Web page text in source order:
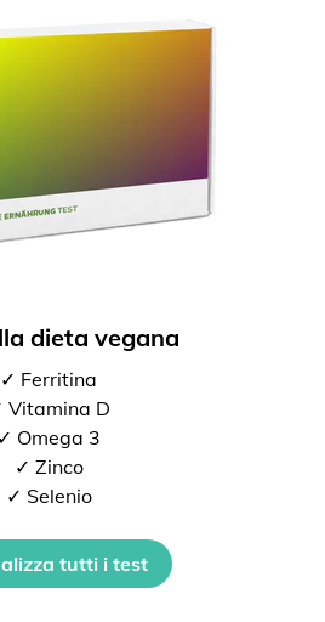
dieta vegana
✓ Ferritina
Vitamina D
✓ Omega 3
✓ Zinco
✓ Selenio
tutti i test